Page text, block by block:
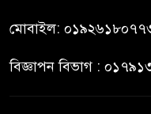
মোবাইল:
বিজ্ঞাপন বিভাগ :